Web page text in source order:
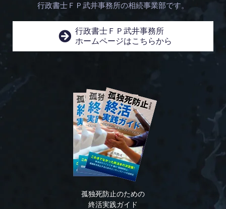
行政書士ＦＰ武井事務所の相続事業部です。
行政書士ＦＰ武井事務所
ホームページはこちらから
孤独死防止のための
終活実践ガイド